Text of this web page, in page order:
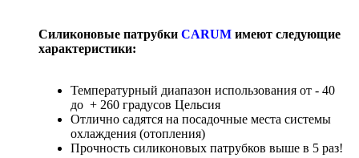
Силиконовые патрубки CARUM имеют следующие
характеристики:
Температурный диапазон использования от - 40
до + 260 градусов Цельсия
Отлично садятся на посадочные места системы
охлаждения (отопления)
Прочность силиконовых патрубков выше в 5 раз!